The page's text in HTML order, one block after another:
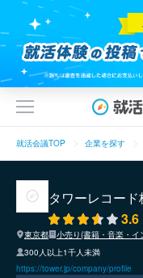
就活会議TOP 企業を探す
タワーレコー
3.6
東京都
小売り(書籍・音楽・イ
300人以上1千人未満
https://tower.jp/company/profile